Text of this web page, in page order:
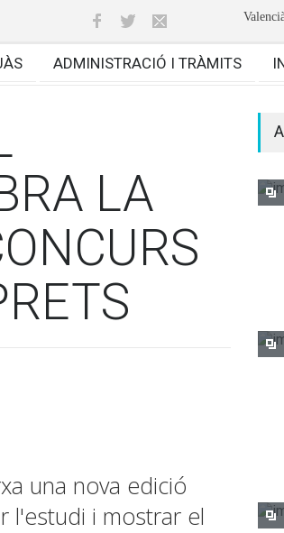
ADMINISTRACIÓ I TRÀMITS
LA
una nova edició
l'estudi i mostrar el